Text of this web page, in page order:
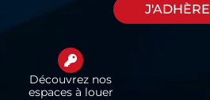
J'ADHÈRE
Découvrez nos
espaces à louer